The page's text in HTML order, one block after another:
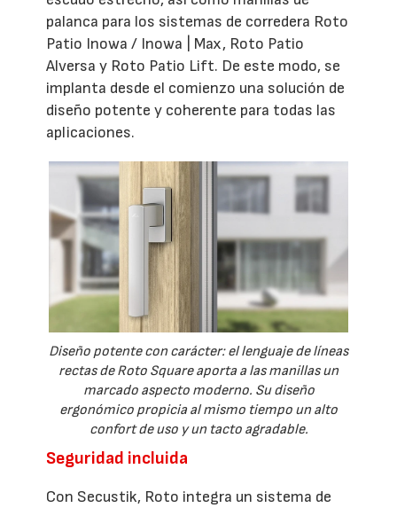
palanca para los sistemas de corredera Roto
Patio Inowa / Inowa | Max, Roto Patio
Alversa y Roto Patio Lift. De este modo, se
implanta desde el comienzo una solución de
diseño potente y coherente para todas las
aplicaciones.
Diseño potente con carácter: el lenguaje de líneas
rectas de Roto Square aporta a las manillas un
marcado aspecto moderno. Su diseño
ergonómico propicia al mismo tiempo un alto
confort de uso y un tacto agradable.
Seguridad incluida
Con Secustik, Roto integra un sistema de